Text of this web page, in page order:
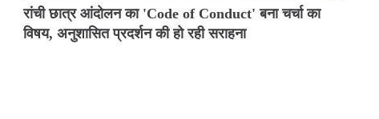
रांची छात्र आंदोलन का 'Code of Conduct' बना चर्चा का
विषय, अनुशासित प्रदर्शन की हो रही सराहना